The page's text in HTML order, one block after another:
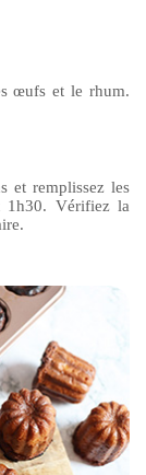
œufs et le rhum.
et remplissez les
1h30. Vérifiez la